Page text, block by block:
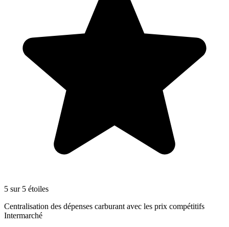
5 sur 5 étoiles
Centralisation des dépenses carburant avec les prix compétitifs
Intermarché